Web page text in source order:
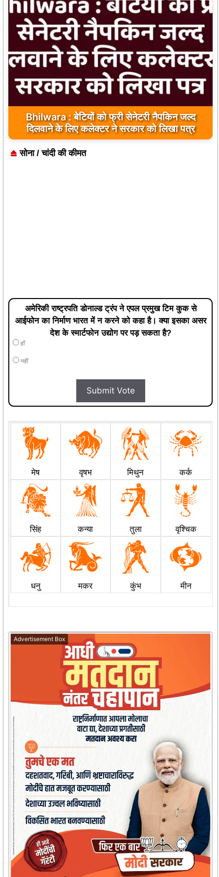
Bhilwara : बेटियों को फ्री सेनेटरी नैपकिन जल्द
दिलवाने के लिए कलेक्टर ने सरकार को लिखा पत्र
Bhilwara : सभी निर्माण कार्य गुणवत्तापूर्ण हो, क्वालिटी से
कोई समझौता नहीं किया जाए: संजय माथुर
सोना / चांदी की कीमत
अमेरिकी राष्ट्रपति डोनाल्ड ट्रंप ने एपल प्रमुख टिम कुक से
आईफोन का निर्माण भारत में न करने को कहा है। क्या इसका असर
देश के स्मार्टफोन उद्योग पर पड़ सकता है?
हाँ
नहीं
Submit Vote
मेष वृषभ मिथुन कर्क
सिंह कन्या तुला वृश्चिक
धनु मकर कुंभ मीन
Advertisement Box